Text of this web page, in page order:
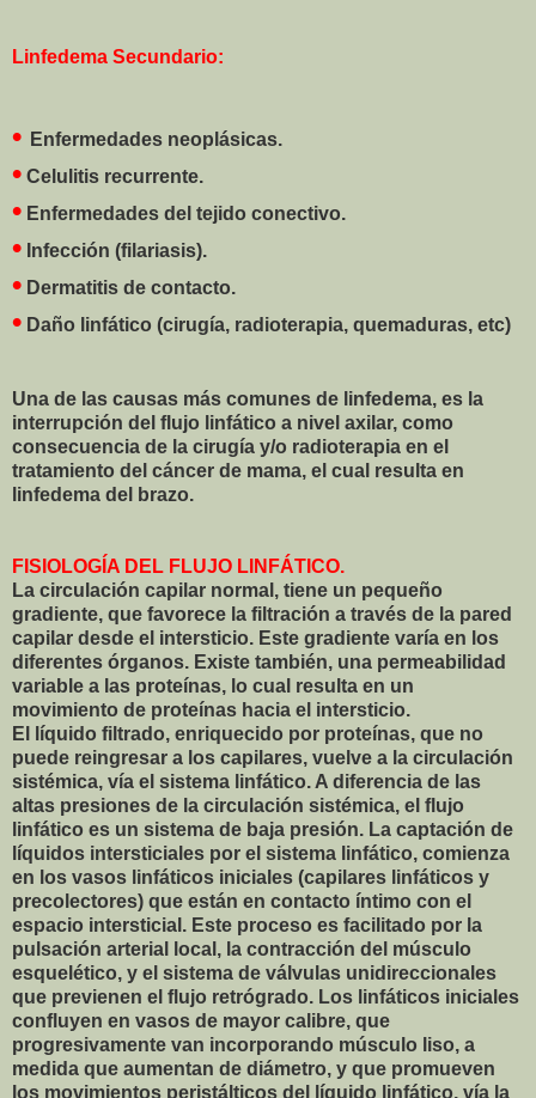
Linfedema Secundario:
• Enfermedades neoplásicas.
• Celulitis recurrente.
• Enfermedades del tejido conectivo.
• Infección (filariasis).
• Dermatitis de contacto.
• Daño linfático (cirugía, radioterapia, quemaduras, etc)
Una de las causas más comunes de linfedema, es la
interrupción del flujo linfático a nivel axilar, como
consecuencia de la cirugía y/o radioterapia en el
tratamiento del cáncer de mama, el cual resulta en
linfedema del brazo.
FISIOLOGÍA DEL FLUJO LINFÁTICO.
La circulación capilar normal, tiene un pequeño
gradiente, que favorece la filtración a través de la pared
capilar desde el intersticio. Este gradiente varía en los
diferentes órganos. Existe también, una permeabilidad
variable a las proteínas, lo cual resulta en un
movimiento de proteínas hacia el intersticio.
El líquido filtrado, enriquecido por proteínas, que no
puede reingresar a los capilares, vuelve a la circulación
sistémica, vía el sistema linfático. A diferencia de las
altas presiones de la circulación sistémica, el flujo
linfático es un sistema de baja presión. La captación de
líquidos intersticiales por el sistema linfático, comienza
en los vasos linfáticos iniciales (capilares linfáticos y
precolectores) que están en contacto íntimo con el
espacio intersticial. Este proceso es facilitado por la
pulsación arterial local, la contracción del músculo
esquelético, y el sistema de válvulas unidireccionales
que previenen el flujo retrógrado. Los linfáticos iniciales
confluyen en vasos de mayor calibre, que
progresivamente van incorporando músculo liso, a
medida que aumentan de diámetro, y que promueven
los movimientos peristálticos del líquido linfático, vía la